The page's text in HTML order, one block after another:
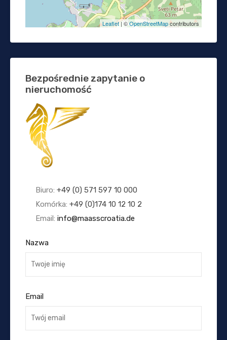
Leaflet| ©OpenStreetMapcontributors
Bezpośrednie zapytanie o
nieruchomość
Biuro: +49 (0) 571 597 10 000
Komórka: +49 (0)174 10 12 10 2
Email: info@maasscroatia.de
Nazwa
Email